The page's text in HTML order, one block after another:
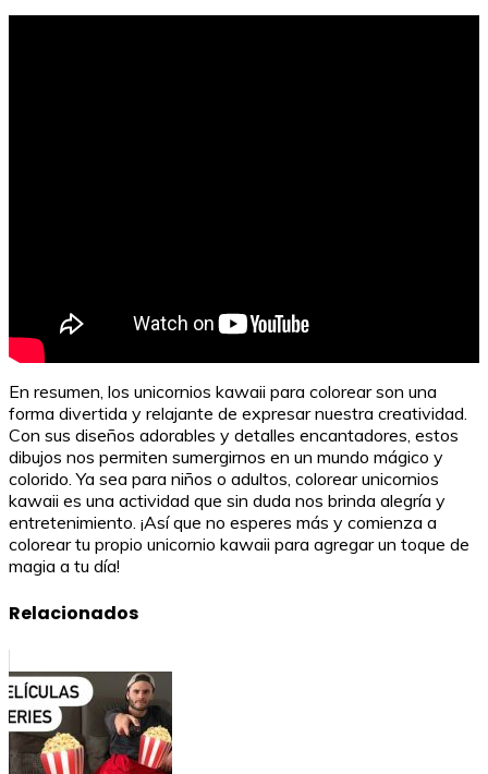
En resumen, los unicornios kawaii para colorear son una
forma divertida y relajante de expresar nuestra creatividad.
Con sus diseños adorables y detalles encantadores, estos
dibujos nos permiten sumergirnos en un mundo mágico y
colorido. Ya sea para niños o adultos, colorear unicornios
kawaii es una actividad que sin duda nos brinda alegría y
entretenimiento. ¡Así que no esperes más y comienza a
colorear tu propio unicornio kawaii para agregar un toque de
magia a tu día!
Relacionados